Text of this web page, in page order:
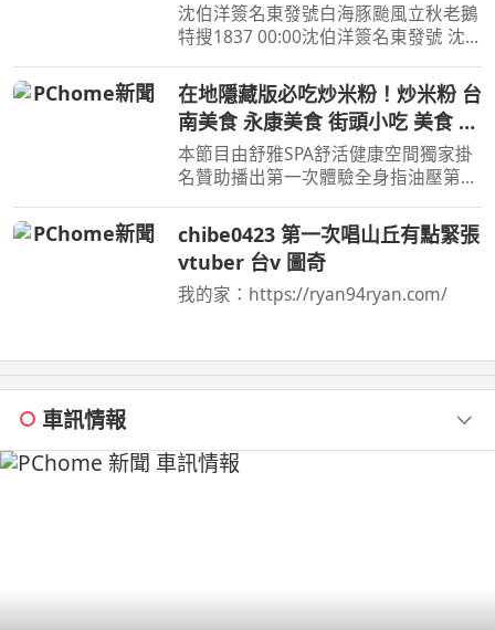
沈伯洋簽名東發號白海豚颱風立秋老鵝
特搜1837 00:00沈伯洋簽名東發號 沈
店 ...
在地隱藏版必吃炒米粉！炒米粉 台
南美食 永康美食 街頭小吃 美食 美
食推薦 旅遊 fyp food
taiwanfood streetfood
本節目由舒雅SPA舒活健康空間獨家掛
名贊助播出第一次體驗全身指油壓第二
062985552 ...
chibe0423 第一次唱山丘有點緊張
vtuber 台v 圖奇
我的家：https://ryan94ryan.com/
車訊情報